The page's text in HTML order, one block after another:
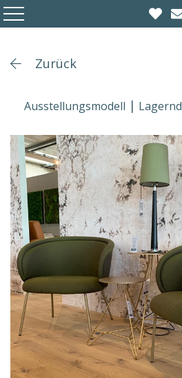
Zurück
Ausstellungsmodell Lagernd